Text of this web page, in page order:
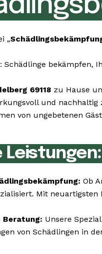
„
Schädlinge bekämpfen,
69118 zu Hause
und
von ungebetenen
Leistungen:
Ob
Mit
Beratung: Unsere
von Schädlingen in